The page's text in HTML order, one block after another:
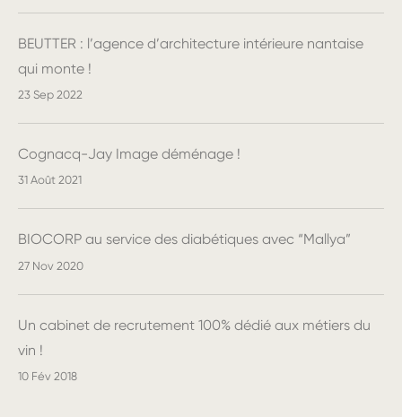
BEUTTER : l’agence d’architecture intérieure nantaise
qui monte !
23 Sep 2022
Cognacq-Jay Image déménage !
31 Août 2021
BIOCORP au service des diabétiques avec “Mallya”
27 Nov 2020
Un cabinet de recrutement 100% dédié aux métiers du
vin !
10 Fév 2018